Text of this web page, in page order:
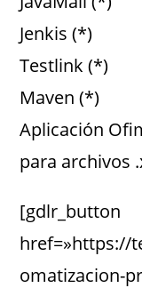
Jenkis (*)
Testlink (*)
Maven (*)
Aplicación
para archivos
[gdlr_button
href=»https://
omatizacion-